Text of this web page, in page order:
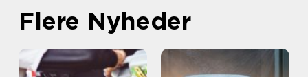
Flere Nyheder